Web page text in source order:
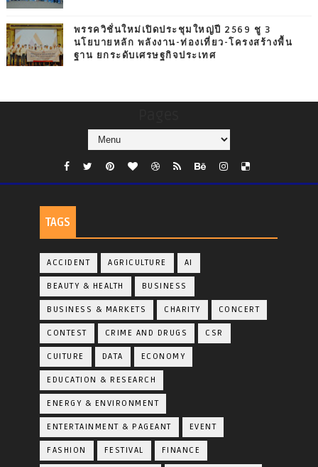
พรรควิชั่นใหม่เปิดประชุมใหญ่ปี 2569 ชู 3
นโยบายหลัก พลังงาน-ท่องเที่ยว-โครงสร้างพื้น
ฐาน ยกระดับเศรษฐกิจประเทศ
TAGS
ACCIDENT AGRICULTURE AI
BEAUTY & HEALTH BUSINESS
BUSINESS & MARKETS CHARITY CONCERT
CONTEST CRIME AND DRUGS CSR
CUITURE DATA ECONOMY
EDUCATION & RESEARCH
ENERGY & ENVIRONMENT
ENTERTAINMENT & PAGEANT EVENT
FASHION FESTIVAL FINANCE